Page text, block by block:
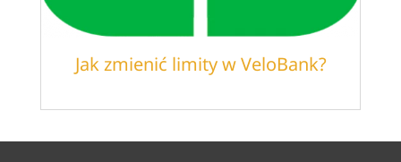
Jak zmienić limity w VeloBank?